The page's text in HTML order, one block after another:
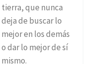
tierra, que nunca
deja de buscar lo
mejor en los demás
o dar lo mejor de sí
mismo.